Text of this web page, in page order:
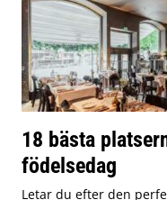
18 bästa
födelsedag
Letar du efter den